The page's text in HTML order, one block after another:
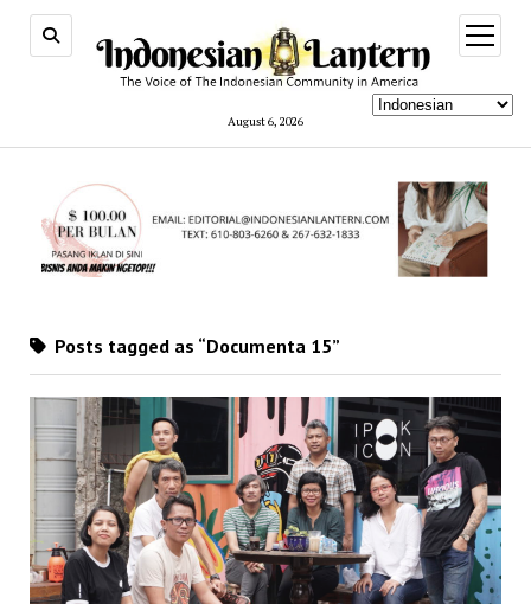
August 6, 2026
open
menu
Posts tagged as “Documenta 15”